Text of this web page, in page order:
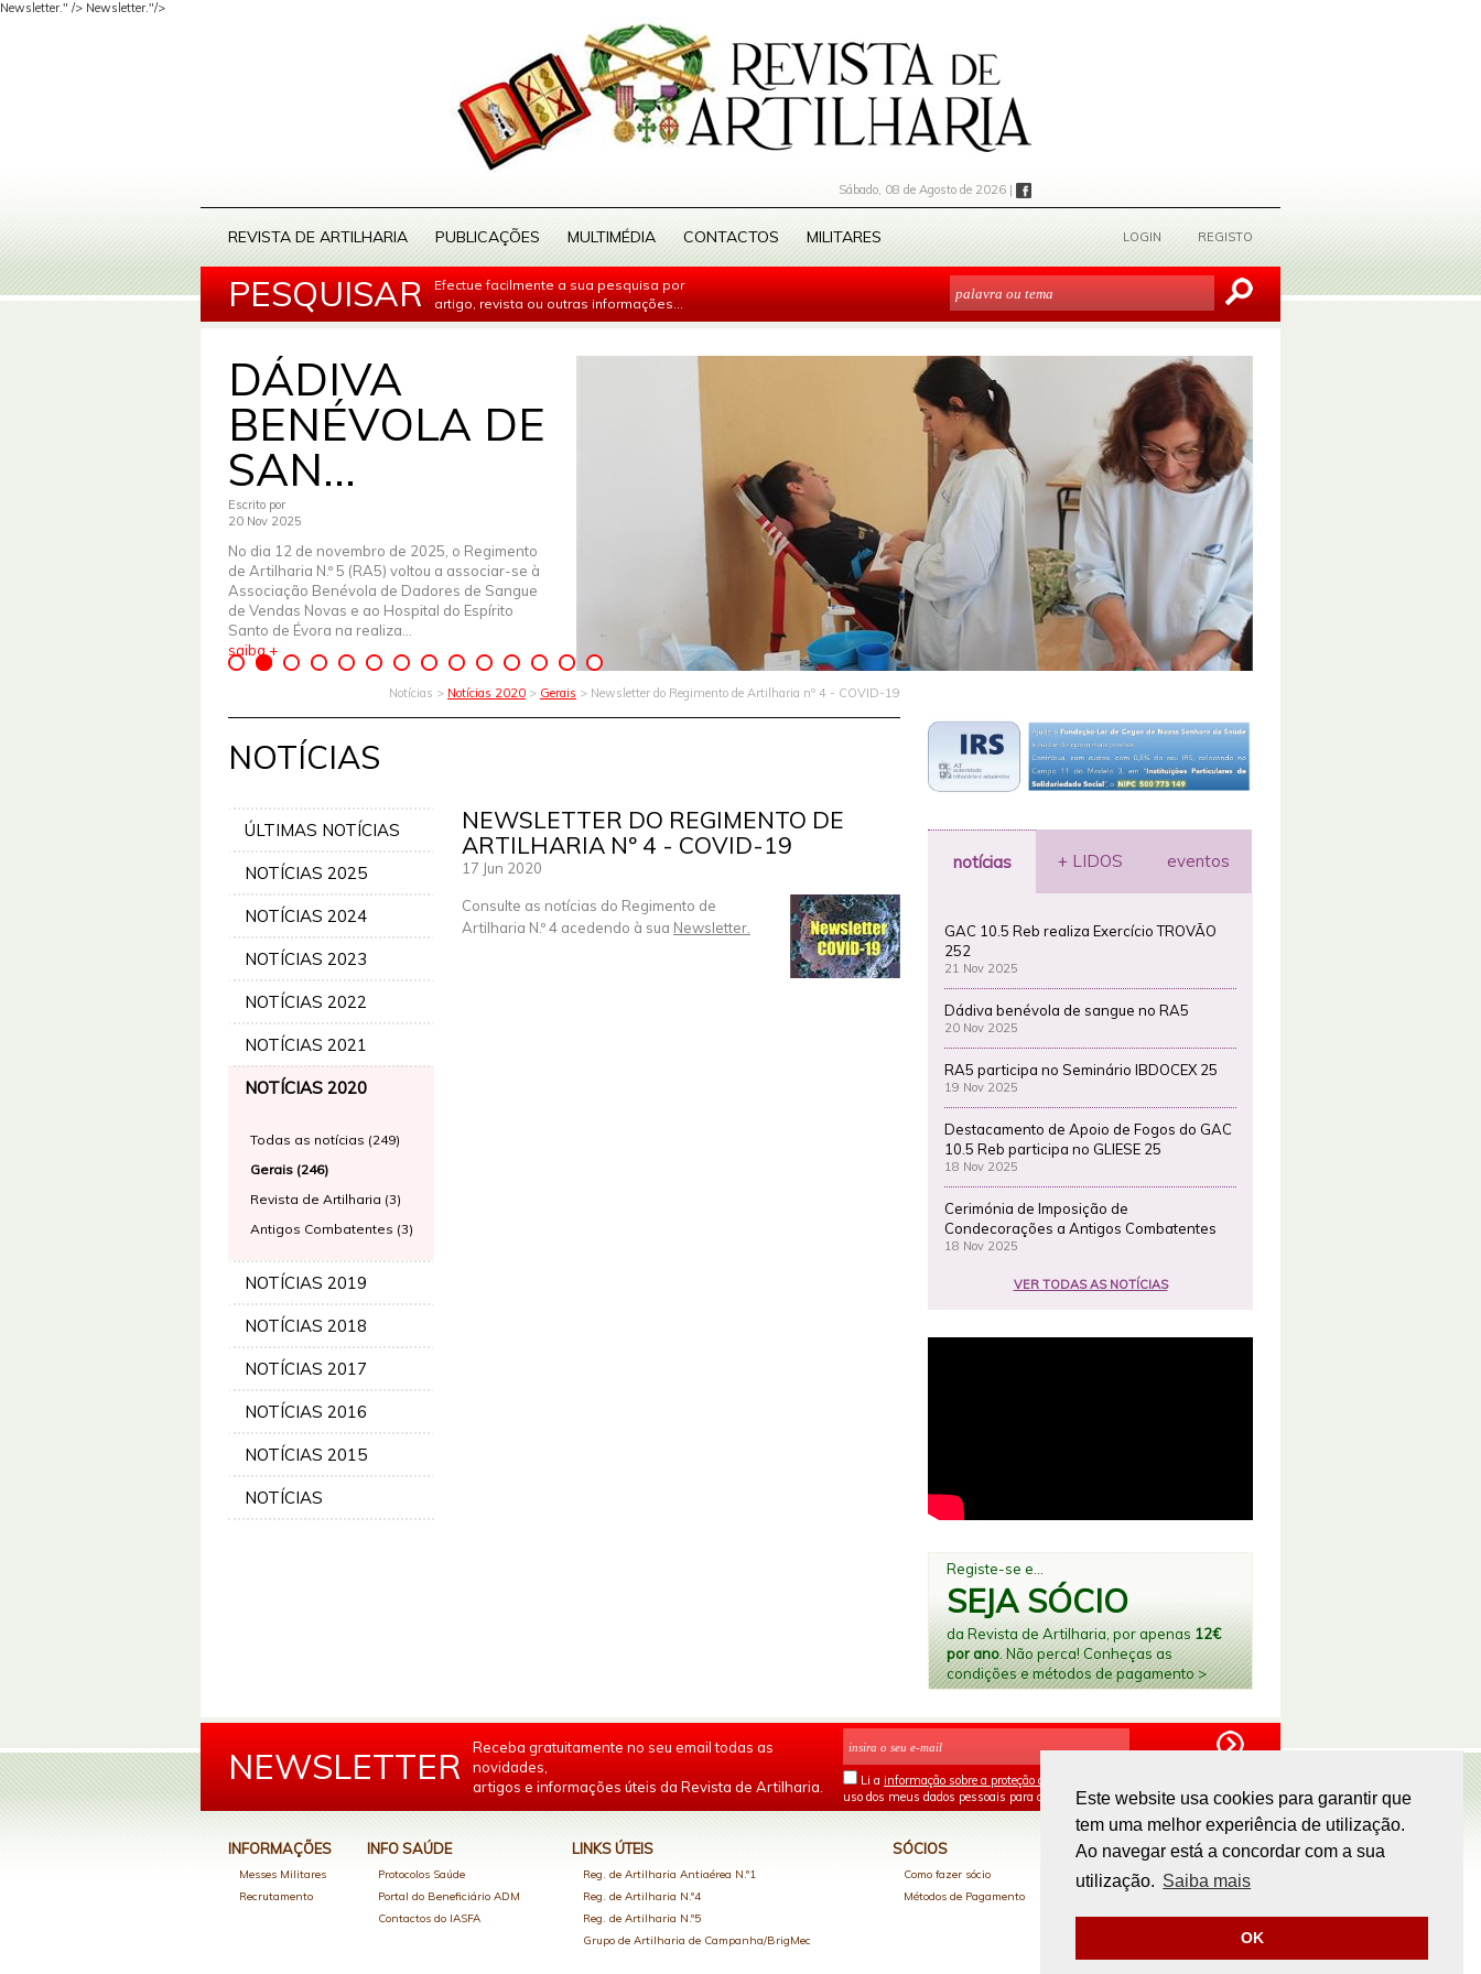
Este website usa cookies para garantir que
tem uma melhor experiência de utilização.
Ao navegar está a concordar com a sua
utilização. Saiba mais
OK
Newsletter." /> Newsletter."/>
Sábado, 08 de Agosto de 2026 |
REVISTA DE ARTILHARIA PUBLICAÇÕES MULTIMÉDIA CONTACTOS MILITARES LOGIN REGISTO
PESQUISAR
Efectue facilmente a sua pesquisa por
artigo, revista ou outras informações...
DÁDIVA
BENÉVOLA DE
SAN...
Escrito por
20 Nov 2025
No dia 12 de novembro de 2025, o Regimento
de Artilharia N.º 5 (RA5) voltou a associar-se à
Associação Benévola de Dadores de Sangue
de Vendas Novas e ao Hospital do Espírito
Santo de Évora na realiza...
saiba +
Notícias > Notícias 2020 > Gerais > Newsletter do Regimento de Artilharia nº 4 - COVID-19
NOTÍCIAS
ÚLTIMAS NOTÍCIAS
NOTÍCIAS 2025
NOTÍCIAS 2024
NOTÍCIAS 2023
NOTÍCIAS 2022
NOTÍCIAS 2021
NOTÍCIAS 2020
Todas as notícias (249)
Gerais (246)
Revista de Artilharia (3)
Antigos Combatentes (3)
NOTÍCIAS 2019
NOTÍCIAS 2018
NOTÍCIAS 2017
NOTÍCIAS 2016
NOTÍCIAS 2015
NOTÍCIAS
NEWSLETTER DO REGIMENTO DE
ARTILHARIA Nº 4 - COVID-19
17 Jun 2020
Consulte as notícias do Regimento de
Artilharia N.º 4 acedendo à sua Newsletter.
notícias + LIDOS eventos
GAC 10.5 Reb realiza Exercício TROVÃO
252
21 Nov 2025
Dádiva benévola de sangue no RA5
20 Nov 2025
RA5 participa no Seminário IBDOCEX 25
19 Nov 2025
Destacamento de Apoio de Fogos do GAC
10.5 Reb participa no GLIESE 25
18 Nov 2025
Cerimónia de Imposição de
Condecorações a Antigos Combatentes
18 Nov 2025
VER TODAS AS NOTÍCIAS
Registe-se e...
SEJA SÓCIO
da Revista de Artilharia, por apenas 12€
por ano. Não perca! Conheças as
condições e métodos de pagamento >
NEWSLETTER
Receba gratuitamente no seu email todas as
novidades,
artigos e informações úteis da Revista de Artilharia.
Li a informação sobre a proteção de dados
uso dos meus dados pessoais para os fins mencionados.
INFORMAÇÕES
Messes Militares
Recrutamento
INFO SAÚDE
Protocolos Saúde
Portal do Beneficiário ADM
Contactos do IASFA
LINKS ÚTEIS
Reg. de Artilharia Antiaérea N.º1
Reg. de Artilharia N.º4
Reg. de Artilharia N.º5
Grupo de Artilharia de Campanha/BrigMec
SÓCIOS
Como fazer sócio
Métodos de Pagamento
PAGAMENTOS ONLINE